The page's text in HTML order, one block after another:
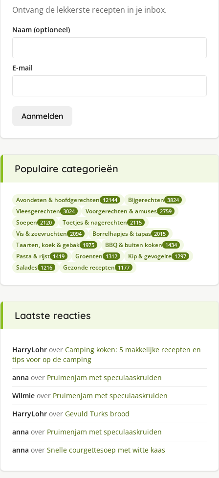
Ontvang de lekkerste recepten in je inbox.
Naam (optioneel)
E-mail
Aanmelden
Populaire categorieën
Avondeten & hoofdgerechten 12144 Bijgerechten 3824
Vleesgerechten 3024 Voorgerechten & amuses 2759
Soepen 2120 Toetjes & nagerechten 2115
Vis & zeevruchten 2094 Borrelhapjes & tapas 2015
Taarten, koek & gebak 1975 BBQ & buiten koken 1434
Pasta & rijst 1419 Groenten 1312 Kip & gevogelte 1297
Salades 1216 Gezonde recepten 1177
Laatste reacties
HarryLohr over Camping koken: 5 makkelijke recepten en
tips voor op de camping
anna over Pruimenjam met speculaaskruiden
Wilmie over Pruimenjam met speculaaskruiden
HarryLohr over Gevuld Turks brood
anna over Pruimenjam met speculaaskruiden
anna over Snelle courgettesoep met witte kaas